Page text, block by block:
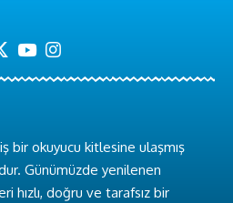
bir okuyucu kitlesine ulaşmış
Günümüzde yenilenen
hızlı, doğru ve tarafsız bir